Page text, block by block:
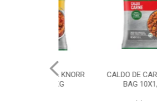
CALDO DE CARNE KNORR
BAG 10X1,01KG